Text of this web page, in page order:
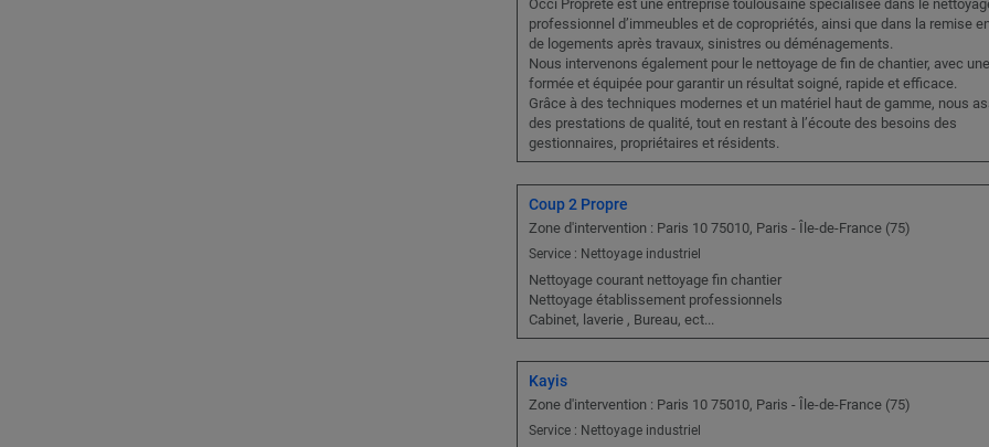
Occi Propreté est une entreprise toulousaine spécialisée dans le
professionnel d’immeubles et de copropriétés, ainsi que dans la remise
de logements après travaux, sinistres ou déménagements.
Nous intervenons également pour le nettoyage de fin de chantier, avec
formée et équipée pour garantir un résultat soigné, rapide et efficace.
Grâce à des techniques modernes et un matériel haut de gamme, nous
des prestations de qualité, tout en restant à l’écoute des besoins des
gestionnaires, propriétaires et résidents.
Coup 2 Propre
Zone d'intervention : Paris 10 75010, Paris - Île-de-France (75)
Service : Nettoyage industriel
Nettoyage courant nettoyage fin chantier
Nettoyage établissement professionnels
Cabinet, laverie , Bureau, ect...
Kayis
Zone d'intervention : Paris 10 75010, Paris - Île-de-France (75)
Service : Nettoyage industriel